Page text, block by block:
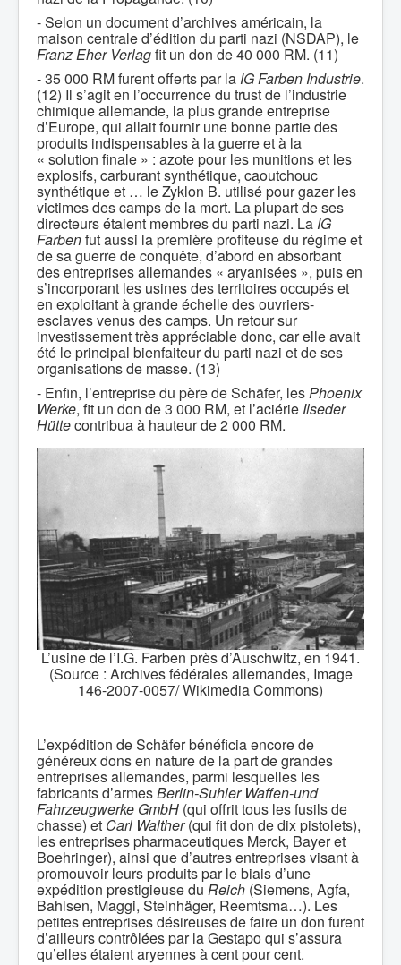
- Selon un document d’archives américain, la
maison centrale d’édition du parti nazi (NSDAP), le
Franz Eher Verlagfit un don de 40 000 RM. (11)
- 35 000 RM furent offerts par la IG Farben Industrie.
(12) Il s’agit en l’occurrence du trust de l’industrie
chimique allemande, la plus grande entreprise
d’Europe, qui allait fournir une bonne partie des
produits indispensables à la guerre et à la
« solution finale » : azote pour les munitions et les
explosifs, carburant synthétique, caoutchouc
synthétique et … le Zyklon B. utilisé pour gazer les
victimes des camps de la mort. La plupart de ses
directeurs étaient membres du parti nazi. La IG
Farbenfut aussi la première profiteuse du régime et
de sa guerre de conquête, d’abord en absorbant
des entreprises allemandes « aryanisées », puis en
s’incorporant les usines des territoires occupés et
en exploitant à grande échelle des ouvriers-
esclaves venus des camps. Un retour sur
investissement très appréciable donc, car elle avait
été le principal bienfaiteur du parti nazi et de ses
organisations de masse. (13)
- Enfin, l’entreprise du père de Schäfer, lesPhoenix
Werke, fit un don de 3 000 RM, et l’aciérie Ilseder
Hüttecontribua à hauteur de 2 000 RM.
L’usine de l’I.G. Farben près d’Auschwitz, en 1941.
(Source : Archives fédérales allemandes, Image
146-2007-0057/ Wikimedia Commons)
L’expédition de Schäfer bénéficia encore de
généreux dons en nature de la part de grandes
entreprises allemandes, parmi lesquelles les
fabricants d’armesBerlin-Suhler Waffen-und
Fahrzeugwerke GmbH (qui offrit tous les fusils de
chasse) et Carl Walther(qui fit don de dix pistolets),
les entreprises pharmaceutiques Merck, Bayer et
Boehringer), ainsi que d’autres entreprises visant à
promouvoir leurs produits par le biais d’une
expédition prestigieuse du Reich (Siemens, Agfa,
Bahlsen, Maggi, Steinhäger, Reemtsma…). Les
petites entreprises désireuses de faire un don furent
d’ailleurs contrôlées par la Gestapo qui s’assura
qu’elles étaient aryennes à cent pour cent.